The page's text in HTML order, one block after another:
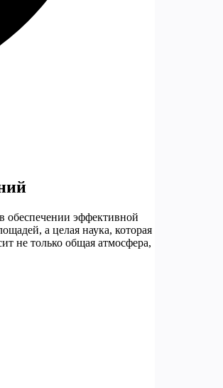
обеспечении эффективной
а целая наука, которая
не только общая атмосфера,